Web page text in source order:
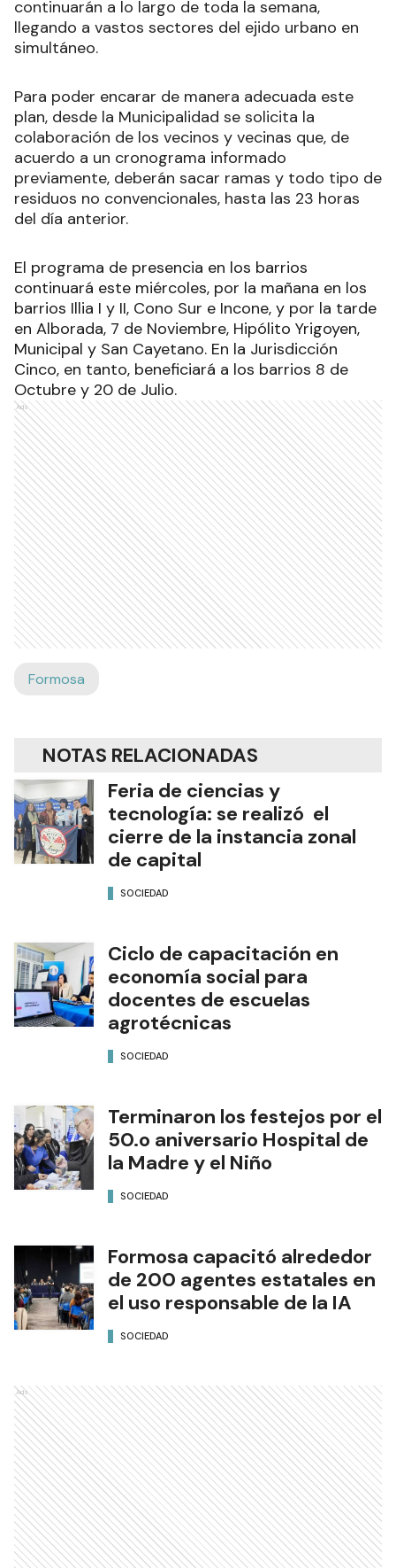
continuarán a lo largo de toda la semana,
llegando a vastos sectores del ejido urbano en
simultáneo.
Para poder encarar de manera adecuada este
plan, desde la Municipalidad se solicita la
colaboración de los vecinos y vecinas que, de
acuerdo a un cronograma informado
previamente, deberán sacar ramas y todo tipo de
residuos no convencionales, hasta las 23 horas
del día anterior.
El programa de presencia en los barrios
continuará este miércoles, por la mañana en los
barrios Illia I y II, Cono Sur e Incone, y por la tarde
en Alborada, 7 de Noviembre, Hipólito Yrigoyen,
Municipal y San Cayetano. En la Jurisdicción
Cinco, en tanto, beneficiará a los barrios 8 de
Octubre y 20 de Julio.
Ads
Formosa
NOTAS RELACIONADAS
Feria de ciencias y
tecnología: se realizó el
cierre de la instancia zonal
de capital
SOCIEDAD
Ciclo de capacitación en
economía social para
docentes de escuelas
agrotécnicas
SOCIEDAD
Terminaron los festejos por el
50.o aniversario Hospital de
la Madre y el Niño
SOCIEDAD
Formosa capacitó alrededor
de 200 agentes estatales en
el uso responsable de la IA
SOCIEDAD
Ads